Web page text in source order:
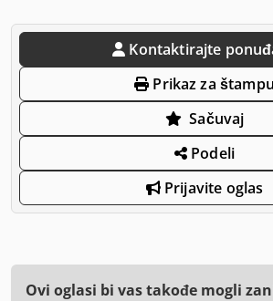
Kontaktirajte
Prikaz za štampu
Sačuvaj
Podeli
Prijavite oglas
Ovi oglasi bi vas takođe mogli